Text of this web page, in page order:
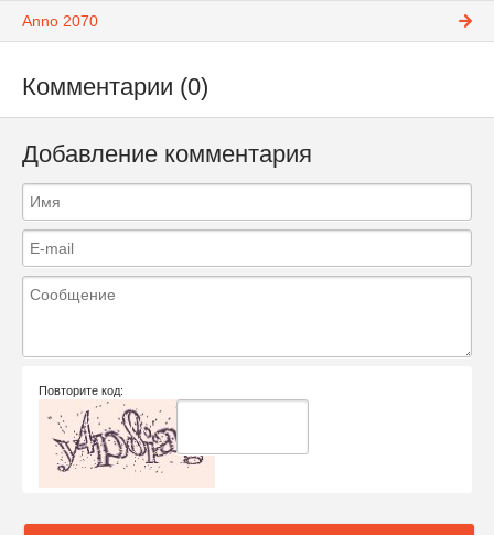
Anno 2070
Комментарии (0)
Добавление комментария
Повторите код: